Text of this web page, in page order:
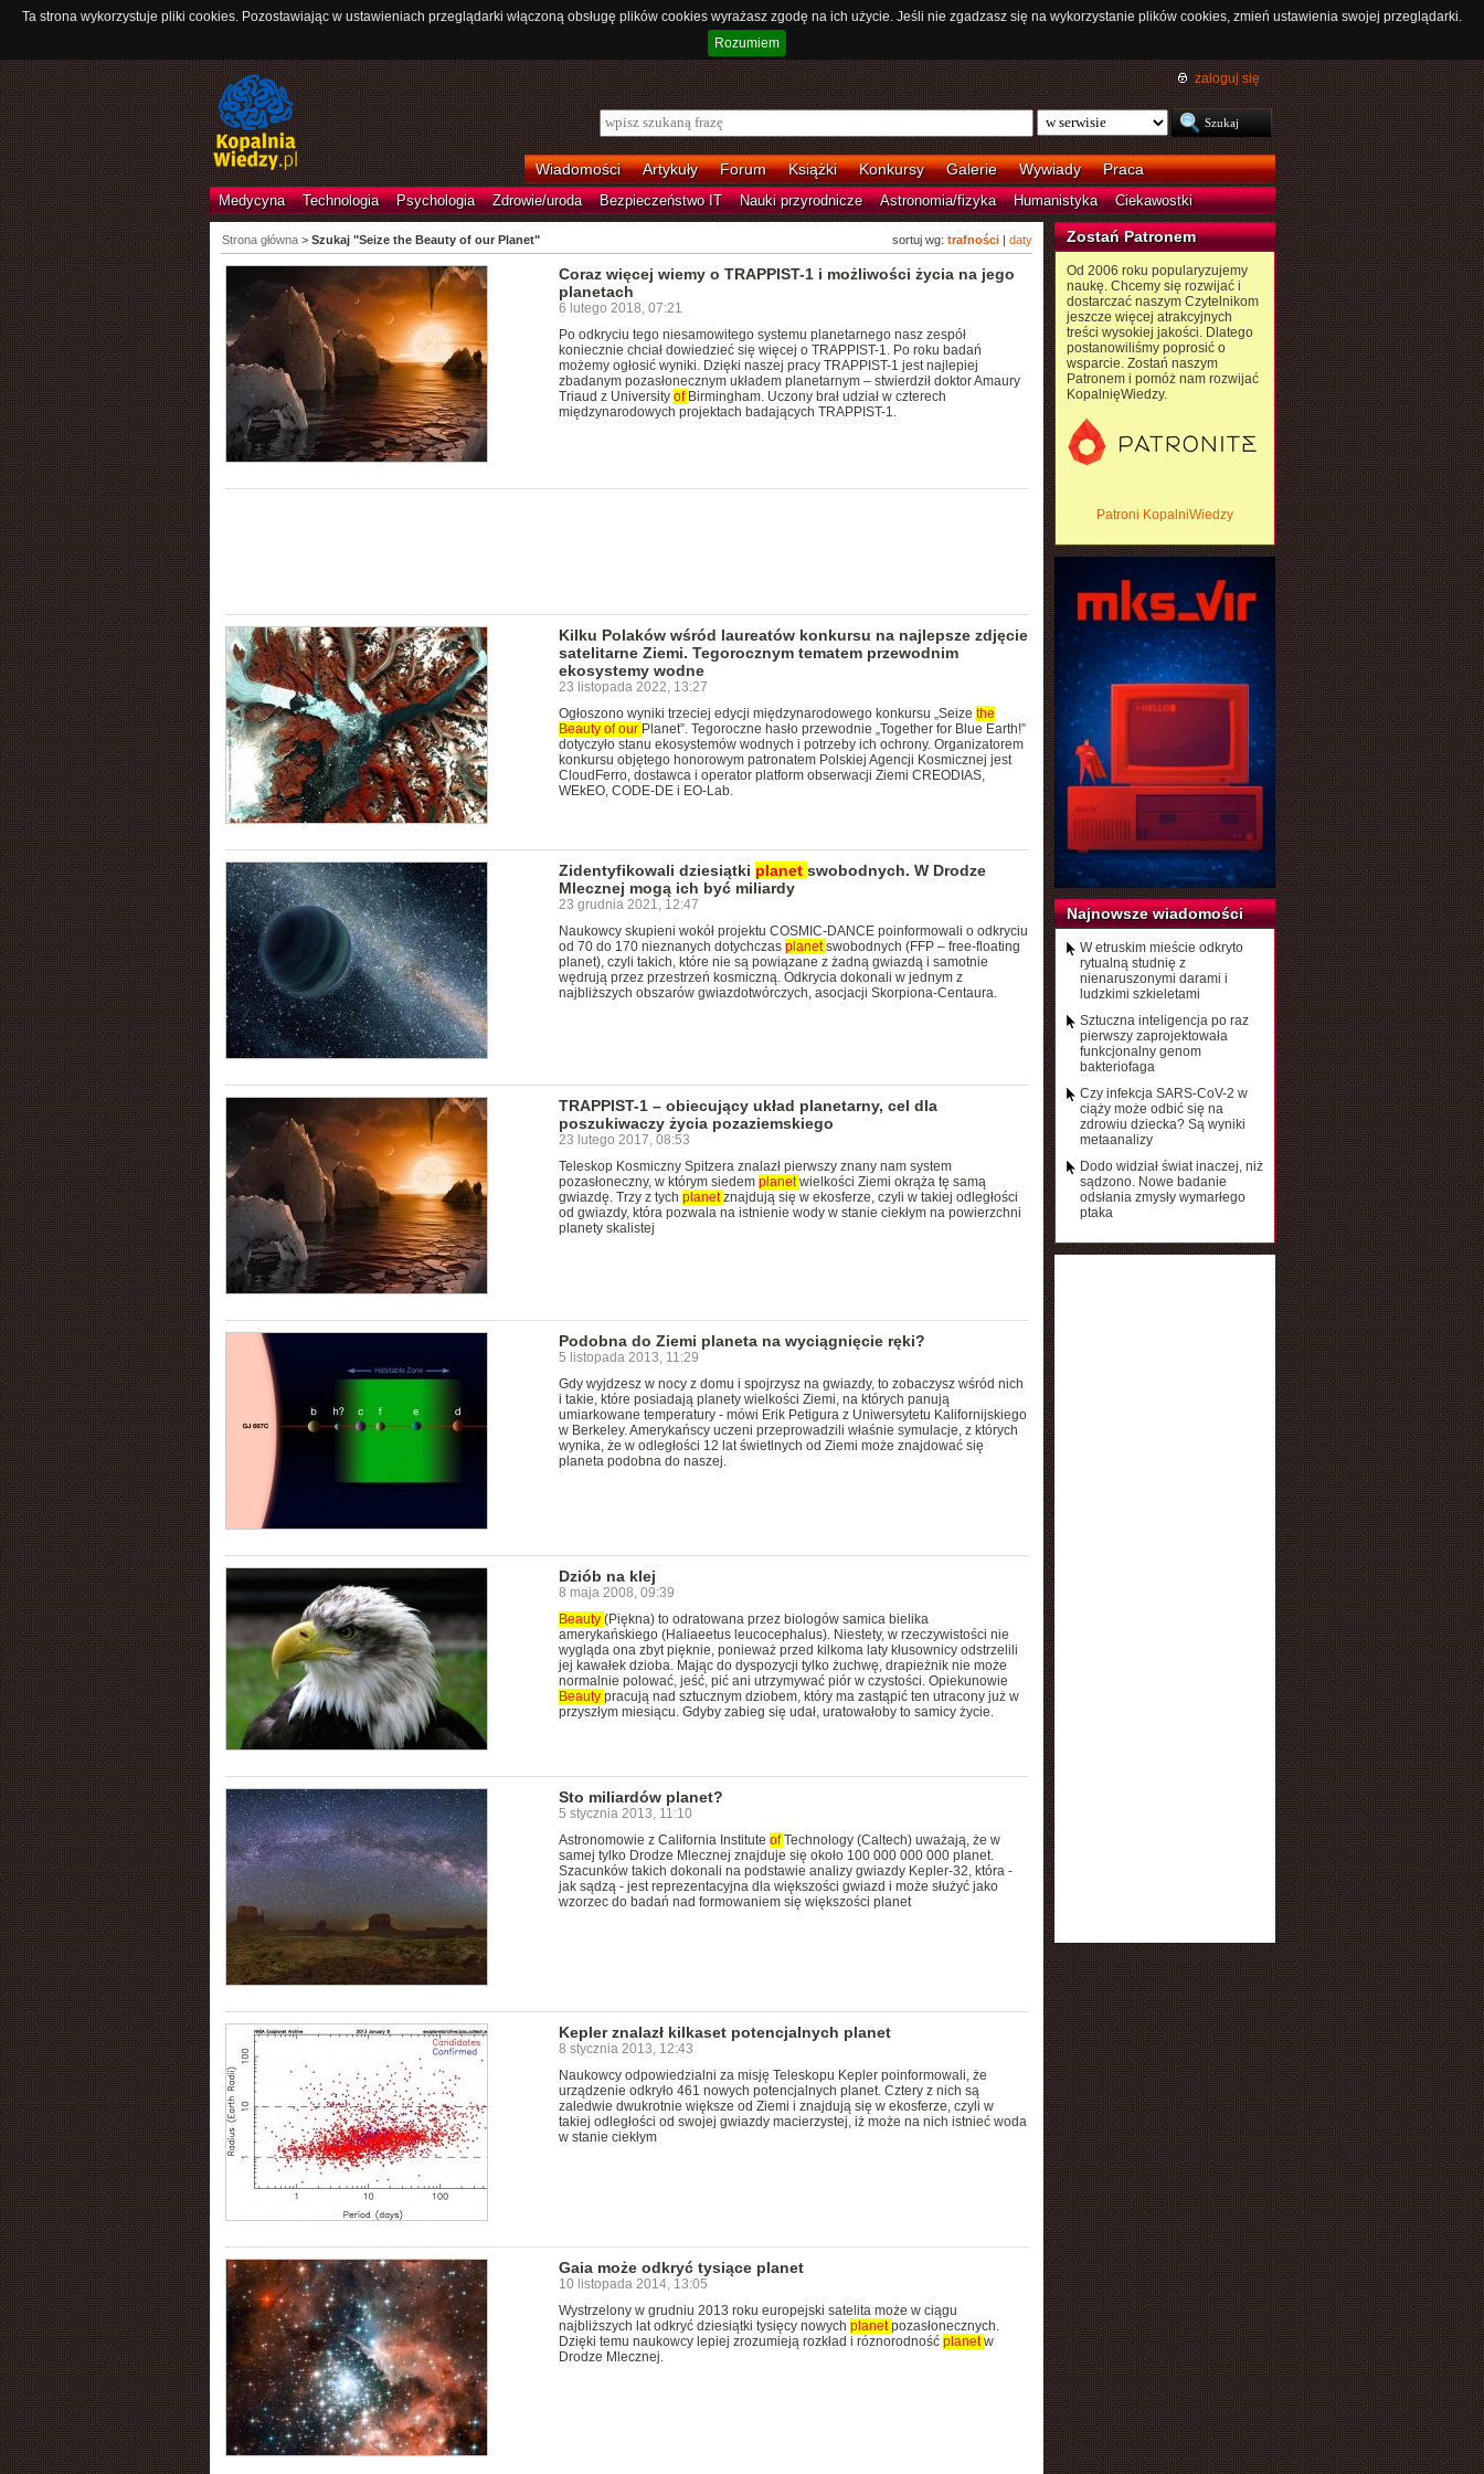
Ta strona wykorzystuje pliki cookies. Pozostawiając w ustawieniach przeglądarki włączoną obsługę plików cookies wyrażasz zgodę na ich użycie. Jeśli nie zgadzasz się na wykorzystanie plików cookies, zmień ustawienia swojej przeglądarki.
Rozumiem
zaloguj się
Wiadomości Artykuły Forum Książki Konkursy Galerie Wywiady Praca
Medycyna Technologia Psychologia Zdrowie/uroda Bezpieczeństwo IT Nauki przyrodnicze Astronomia/fizyka Humanistyka Ciekawostki
sortuj wg: trafności| daty
Strona główna> Szukaj "Seize the Beauty of our Planet"
Coraz więcej wiemy o TRAPPIST-1 i możliwości życia na jego
planetach
6 lutego 2018, 07:21
Po odkryciu tego niesamowitego systemu planetarnego nasz zespół
koniecznie chciał dowiedzieć się więcej o TRAPPIST-1. Po roku badań
możemy ogłosić wyniki. Dzięki naszej pracy TRAPPIST-1 jest najlepiej
zbadanym pozasłonecznym układem planetarnym – stwierdził doktor Amaury
Triaud z University of Birmingham. Uczony brał udział w czterech
międzynarodowych projektach badających TRAPPIST-1.
Kilku Polaków wśród laureatów konkursu na najlepsze zdjęcie
satelitarne Ziemi. Tegorocznym tematem przewodnim
ekosystemy wodne
23 listopada 2022, 13:27
Ogłoszono wyniki trzeciej edycji międzynarodowego konkursu „Seize the
Beauty ofour Planet”. Tegoroczne hasło przewodnie „Together for Blue Earth!”
dotyczyło stanu ekosystemów wodnych i potrzeby ich ochrony. Organizatorem
konkursu objętego honorowym patronatem Polskiej Agencji Kosmicznej jest
CloudFerro, dostawca i operator platform obserwacji Ziemi CREODIAS,
WEkEO, CODE-DE i EO-Lab.
Zidentyfikowali dziesiątki planet swobodnych. W Drodze
Mlecznej mogą ich być miliardy
23 grudnia 2021, 12:47
Naukowcy skupieni wokół projektu COSMIC-DANCE poinformowali o odkryciu
od 70 do 170 nieznanych dotychczas planetswobodnych (FFP – free-floating
planet), czyli takich, które nie są powiązane z żadną gwiazdą i samotnie
wędrują przez przestrzeń kosmiczną. Odkrycia dokonali w jednym z
najbliższych obszarów gwiazdotwórczych, asocjacji Skorpiona-Centaura.
TRAPPIST-1 – obiecujący układ planetarny, cel dla
poszukiwaczy życia pozaziemskiego
23 lutego 2017, 08:53
Teleskop Kosmiczny Spitzera znalazł pierwszy znany nam system
pozasłoneczny, w którym siedem planetwielkości Ziemi okrąża tę samą
gwiazdę. Trzy z tych planetznajdują się w ekosferze, czyli w takiej odległości
od gwiazdy, która pozwala na istnienie wody w stanie ciekłym na powierzchni
planety skalistej
Podobna do Ziemi planeta na wyciągnięcie ręki?
5 listopada 2013, 11:29
Gdy wyjdzesz w nocy z domu i spojrzysz na gwiazdy, to zobaczysz wśród nich
i takie, które posiadają planety wielkości Ziemi, na których panują
umiarkowane temperatury - mówi Erik Petigura z Uniwersytetu Kalifornijskiego
w Berkeley. Amerykańscy uczeni przeprowadzili właśnie symulacje, z których
wynika, że w odległości 12 lat świetlnych od Ziemi może znajdować się
planeta podobna do naszej.
Dziób na klej
8 maja 2008, 09:39
Beauty (Piękna) to odratowana przez biologów samica bielika
amerykańskiego (Haliaeetus leucocephalus). Niestety, w rzeczywistości nie
wygląda ona zbyt pięknie, ponieważ przed kilkoma laty kłusownicy odstrzelili
jej kawałek dzioba. Mając do dyspozycji tylko żuchwę, drapieżnik nie może
normalnie polować, jeść, pić ani utrzymywać piór w czystości. Opiekunowie
Beauty pracują nad sztucznym dziobem, który ma zastąpić ten utracony już w
przyszłym miesiącu. Gdyby zabieg się udał, uratowałoby to samicy życie.
Sto miliardów planet?
5 stycznia 2013, 11:10
Astronomowie z California Institute ofTechnology (Caltech) uważają, że w
samej tylko Drodze Mlecznej znajduje się około 100 000 000 000 planet.
Szacunków takich dokonali na podstawie analizy gwiazdy Kepler-32, która -
jak sądzą - jest reprezentacyjna dla większości gwiazd i może służyć jako
wzorzec do badań nad formowaniem się większości planet
Kepler znalazł kilkaset potencjalnych planet
8 stycznia 2013, 12:43
Naukowcy odpowiedzialni za misję Teleskopu Kepler poinformowali, że
urządzenie odkryło 461 nowych potencjalnych planet. Cztery z nich są
zaledwie dwukrotnie większe od Ziemi i znajdują się w ekosferze, czyli w
takiej odległości od swojej gwiazdy macierzystej, iż może na nich istnieć woda
w stanie ciekłym
Gaia może odkryć tysiące planet
10 listopada 2014, 13:05
Wystrzelony w grudniu 2013 roku europejski satelita może w ciągu
najbliższych lat odkryć dziesiątki tysięcy nowych planetpozasłonecznych.
Dzięki temu naukowcy lepiej zrozumieją rozkład i róznorodność planetw
Drodze Mlecznej.
Zostań Patronem
Od 2006 roku popularyzujemy
naukę. Chcemy się rozwijać i
dostarczać naszym Czytelnikom
jeszcze więcej atrakcyjnych
treści wysokiej jakości. Dlatego
postanowiliśmy poprosić o
wsparcie. Zostań naszym
Patronem i pomóż nam rozwijać
KopalnięWiedzy.
Patroni KopalniWiedzy
Najnowsze wiadomości
W etruskim mieście odkryto
rytualną studnię z
nienaruszonymi darami i
ludzkimi szkieletami
Sztuczna inteligencja po raz
pierwszy zaprojektowała
funkcjonalny genom
bakteriofaga
Czy infekcja SARS-CoV-2 w
ciąży może odbić się na
zdrowiu dziecka? Są wyniki
metaanalizy
Dodo widział świat inaczej, niż
sądzono. Nowe badanie
odsłania zmysły wymarłego
ptaka